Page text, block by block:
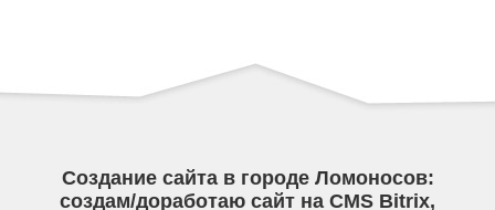
Создание сайта в городе Ломоносов:
создам/доработаю сайт на CMS Bitrix,